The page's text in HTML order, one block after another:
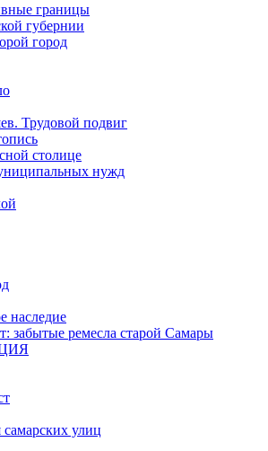
границы
губернии
город
Трудовой подвиг
столице
нужд
наследие
забытые ремесла старой Самары
улиц